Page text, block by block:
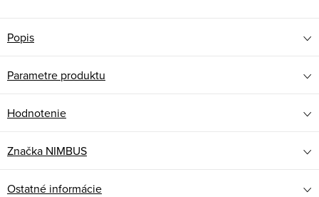
Popis
Parametre produktu
Hodnotenie
Značka NIMBUS
Ostatné informácie